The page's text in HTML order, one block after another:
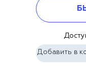
Добавить в